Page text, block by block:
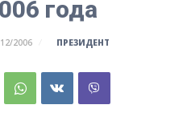
года
2006 ПРЕЗИДЕНТ